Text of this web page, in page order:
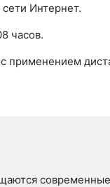
Интернет.
часов.
применением